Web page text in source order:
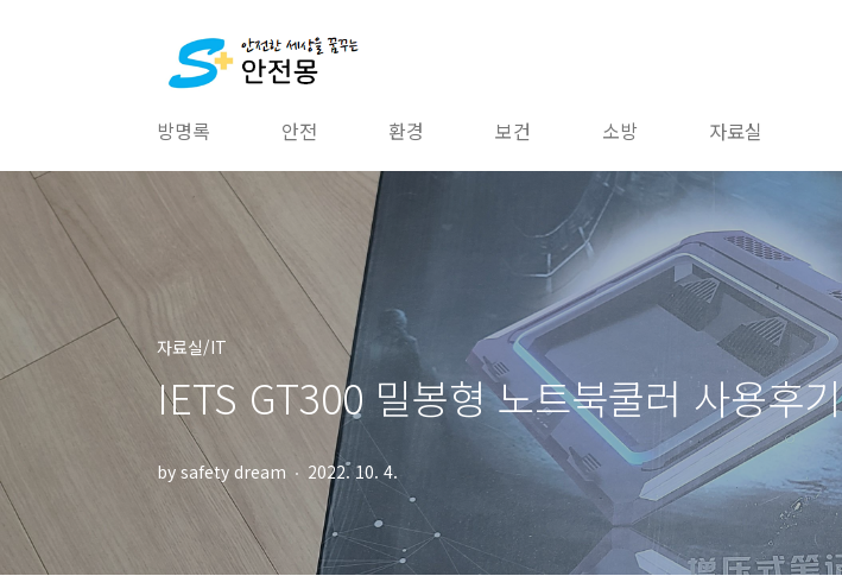
방명록 안전 환경 보건 소방 자료실
자료실/IT
IETS GT300 밀봉형 노트북쿨러 사용후기
by safety dream 2022. 10. 4.